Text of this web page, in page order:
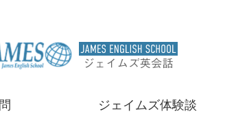
ジェイムズ体験談